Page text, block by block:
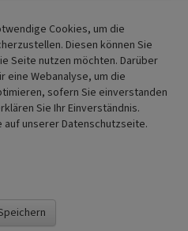
LVR-Fachbereichs
Deutsche St.
(2009) Jakobswege.
Band 1: In 8
über Köln nach
Cookies, um die
Diesen können Sie
Seite nutzen möchten. Darüber
eine Webanalyse, um die
sofern Sie einverstanden
Sie Ihr Einverständnis.
unserer Datenschutzseite.